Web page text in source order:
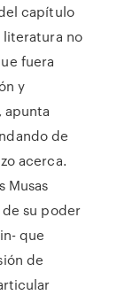
capítulo
literatura no
fuera
y
apunta
de
acerca.
Musas
de su poder
que
de